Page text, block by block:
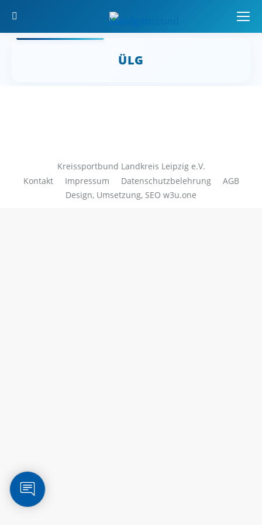
Search:
ÜLG
Kreissportbund Landkreis Leipzig e.V.
Kontakt
Impressum Datenschutzbelehrung
AGB
Design, Umsetzung, SEO w3u.one